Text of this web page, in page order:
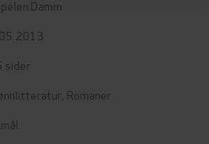
Damm
sider
Romaner